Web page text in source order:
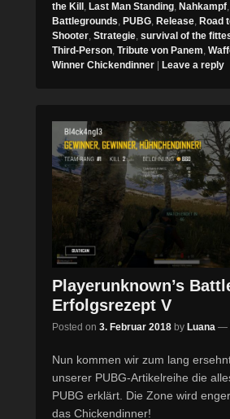
the Kill , Last Man Standing, Nahkampf,
Battlegrounds, PUBG, Release, Road
Shooter, Strategie, survival of the
Third-Person, Tribute von Panem,
Winner Chickendinner
Leave a reply
Playerunknown’s
Erfolgsrezept V
Posted on 3. Februar 2018 by Luana —
Nun kommen wir zum lang
unserer PUBG-Artikelreihe die
PUBG erklärt. Die Zone wird
das Chickendinner!